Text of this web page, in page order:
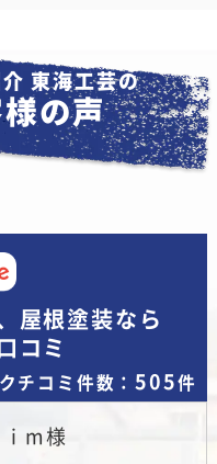
介 東海工芸の
の声
屋根塗装なら
コミ
クチコミ件数： 505件
i m様